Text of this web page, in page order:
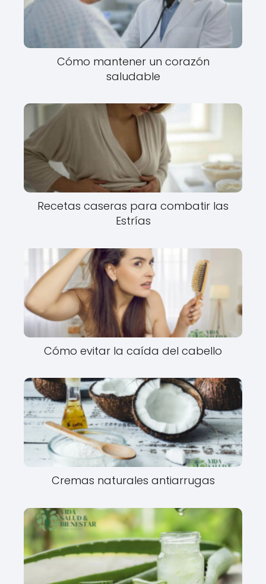
Cómo mantener un corazón
saludable
Recetas caseras para combatir las
Estrías
Cómo evitar la caída del cabello
Cremas naturales antiarrugas